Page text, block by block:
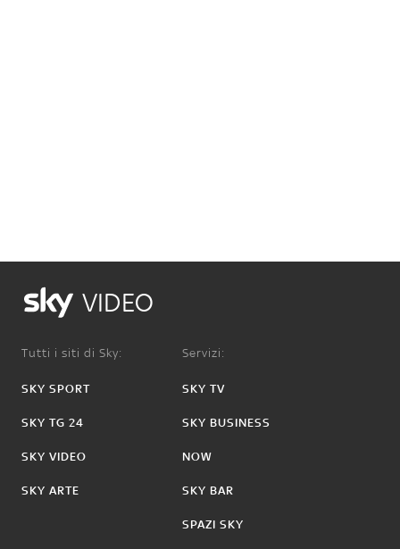
VIDEO
Tutti i siti di Sky:
SKY SPORT
SKY TG 24
SKY VIDEO
SKY ARTE
Servizi:
SKY TV
SKY BUSINESS
NOW
SKY BAR
SPAZI SKY